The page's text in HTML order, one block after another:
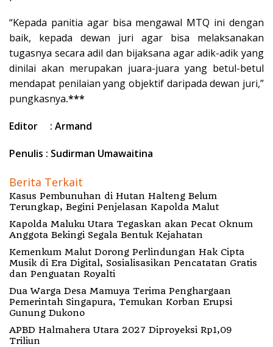
“Kepada panitia agar bisa mengawal MTQ ini dengan
baik, kepada dewan juri agar bisa melaksanakan
tugasnya secara adil dan bijaksana agar adik-adik yang
dinilai akan merupakan juara-juara yang betul-betul
mendapat penilaian yang objektif daripada dewan juri,”
pungkasnya.***
Editor : Armand
Penulis : Sudirman Umawaitina
Berita Terkait
Kasus Pembunuhan di Hutan Halteng Belum
Terungkap, Begini Penjelasan Kapolda Malut
Kapolda Maluku Utara Tegaskan akan Pecat Oknum
Anggota Bekingi Segala Bentuk Kejahatan
Kemenkum Malut Dorong Perlindungan Hak Cipta
Musik di Era Digital, Sosialisasikan Pencatatan Gratis
dan Penguatan Royalti
Dua Warga Desa Mamuya Terima Penghargaan
Pemerintah Singapura, Temukan Korban Erupsi
Gunung Dukono
APBD Halmahera Utara 2027 Diproyeksi Rp1,09
Triliun